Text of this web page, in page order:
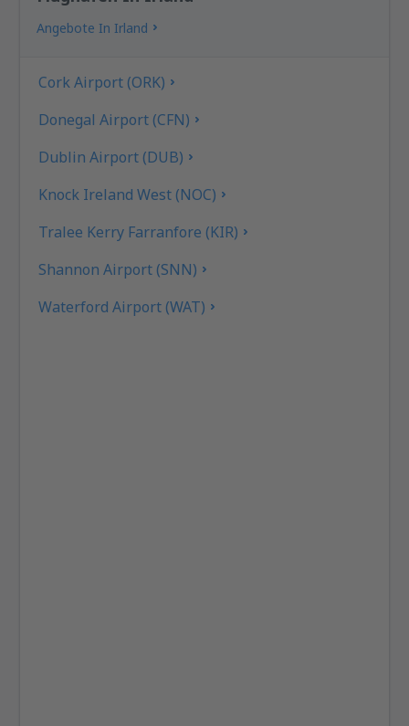
Angebote In Irland
Cork Airport (ORK)
Donegal Airport (CFN)
Dublin Airport (DUB)
Knock Ireland West (NOC)
Tralee Kerry Farranfore (KIR)
Shannon Airport (SNN)
Waterford Airport (WAT)